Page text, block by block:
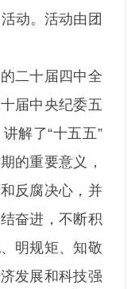
动。活动由团
二十届四中全
届中央纪委五
解了“十五五”
的重要意义，
反腐决心，并
奋进，不断积
明规矩、知敬
发展和科技强